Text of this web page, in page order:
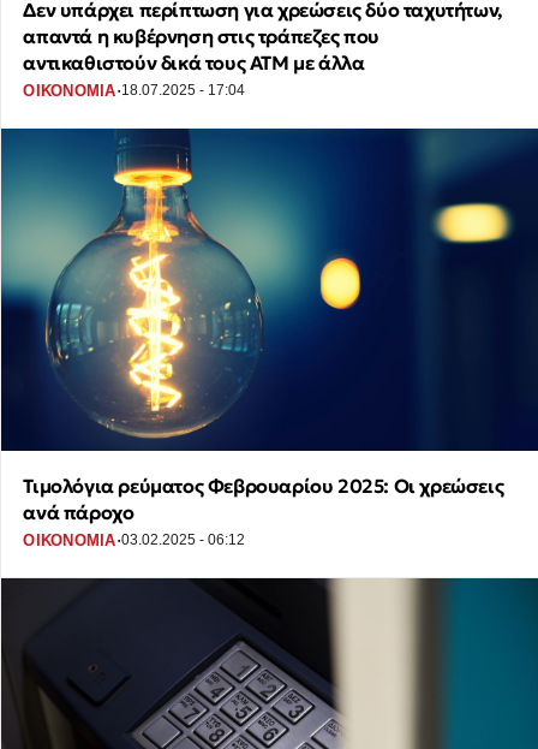
Δεν υπάρχει περίπτωση για χρεώσεις δύο ταχυτήτων,
απαντά η κυβέρνηση στις τράπεζες που
αντικαθιστούν δικά τους ATM με άλλα
ΟΙΚΟΝΟΜΙΑ·18.07.2025 - 17:04
Τιμολόγια ρεύματος Φεβρουαρίου 2025: Οι χρεώσεις
ανά πάροχο
ΟΙΚΟΝΟΜΙΑ·03.02.2025 - 06:12